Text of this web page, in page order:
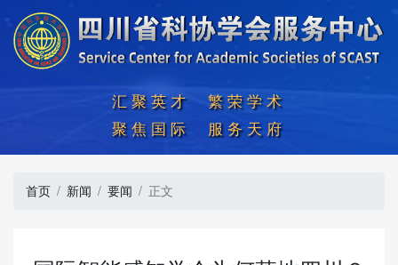
汇聚英才  繁荣学术
聚焦国际  服务天府
首页 新闻 要闻 正文